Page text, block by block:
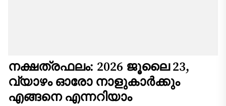
നക്ഷത്രഫലം: 2026 ജൂലൈ 23,
വ്യാഴം ഓരോ നാളുകാർക്കും
എങ്ങനെ എന്നറിയാം